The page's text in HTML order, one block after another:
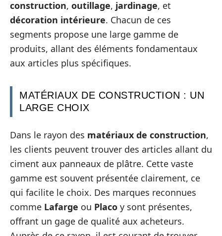
construction, outillage, jardinage, et
décoration intérieure. Chacun de ces
segments propose une large gamme de
produits, allant des éléments fondamentaux
aux articles plus spécifiques.
MATÉRIAUX DE CONSTRUCTION : UN
LARGE CHOIX
Dans le rayon des matériaux de construction,
les clients peuvent trouver des articles allant du
ciment aux panneaux de plâtre. Cette vaste
gamme est souvent présentée clairement, ce
qui facilite le choix. Des marques reconnues
comme Lafarge ou Placo y sont présentes,
offrant un gage de qualité aux acheteurs.